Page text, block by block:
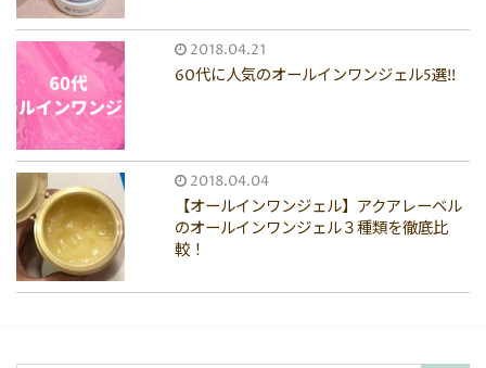
2018.04.21
60代に人気のオールインワンジェル5選!!
2018.04.04
【オールインワンジェル】アクアレーベル
のオールインワンジェル３種類を徹底比
較！